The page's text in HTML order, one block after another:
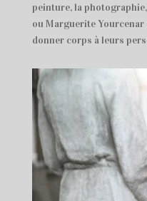
peinture, la
ou Marguerite
donner corps à leurs